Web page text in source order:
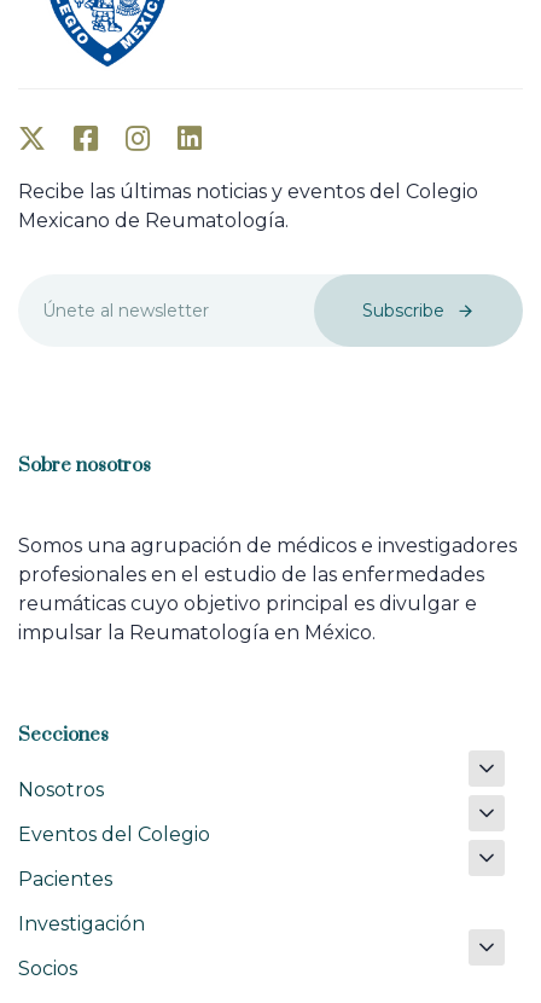
Recibe las últimas noticias y eventos del Colegio
Mexicano de Reumatología.
Subscribe
Sobre nosotros
Somos una agrupación de médicos e investigadores
profesionales en el estudio de las enfermedades
reumáticas cuyo objetivo principal es divulgar e
impulsar la Reumatología en México.
Secciones
Nosotros
Eventos del Colegio
Pacientes
Investigación
Socios